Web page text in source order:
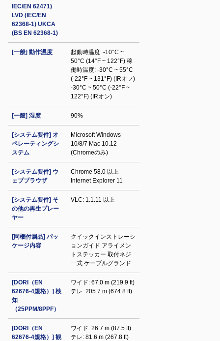
IEC/EN 62471)
LVD (IEC/EN
62368-1) UKCA
(BS EN 62368-1)
[一般] 動作温度
起動時温度: -10°C ~
50°C (14°F ~ 122°F) 稼
働時温度: -30°C ~ 55°C
(-22°F ~ 131°F) (IRオフ)
-30°C ~ 50°C (-22°F ~
122°F) (IRオン)
[一般] 湿度 90%
[システム要件] オ
ペレーティングシ
ステム
Microsoft Windows
10/8/7 Mac 10.12
(Chromeのみ)
[システム要件] ウ
ェブブラウザ
Chrome 58.0 以上
Internet Explorer 11
[システム要件] そ
の他の再生プレー
ヤー
VLC: 1.1.11 以上
[同梱付属品] パッ
ケージ内容
クイックインストレーシ
ョンガイド アライメン
トステッカー 取付ネジ
一式 ケーブルグランド
[DORI（EN
62676-4規格）] 検
知
（25PPM/8PPF）
ワイド: 67.0 m (219.9 ft)
テレ: 205.7 m (674.8 ft)
[DORI（EN
62676-4規格）] 観
ワイド: 26.7 m (87.5 ft)
テレ: 81.6 m (267.8 ft)